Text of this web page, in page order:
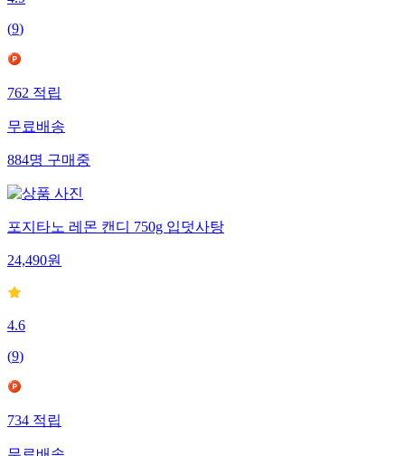
4.9
(9)
762적립
무료배송
884명구매중
포지타노 레몬 캔디 750g 입덧사탕
24,490원
4.6
(9)
734적립